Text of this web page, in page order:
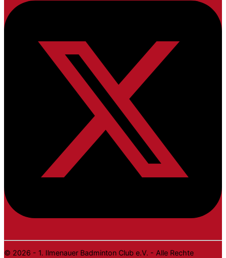
© 2026 - 1. Ilmenauer Badminton Club e.V. - Alle Rechte